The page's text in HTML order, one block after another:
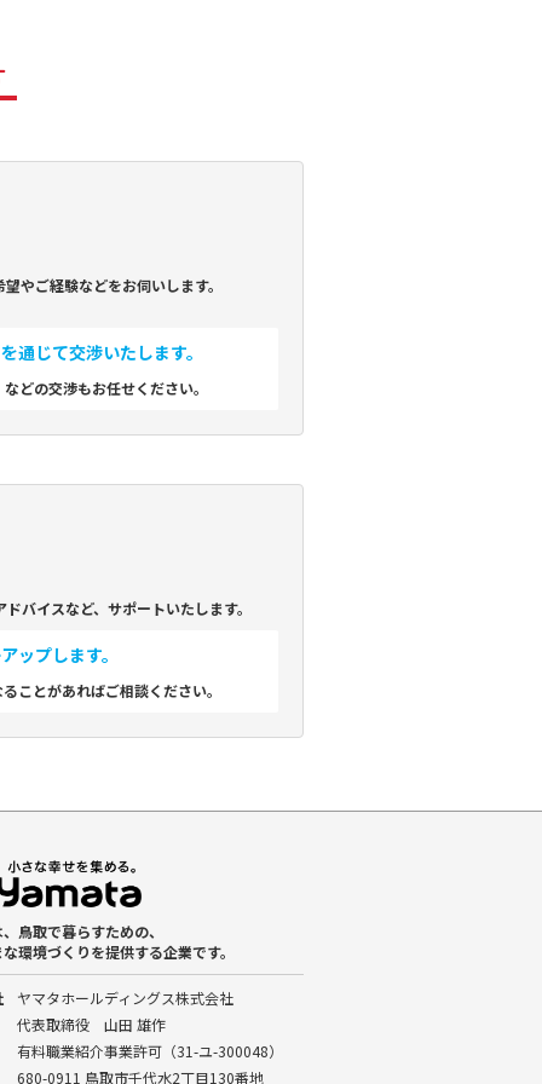
やご経験などをお伺いします。
通じて交渉いたします。
どの交渉もお任せください。
バイスなど、サポートいたします。
ップします。
ことがあればご相談ください。
鳥取で暮らすための、
環境づくりを提供する企業です。
ヤマタホールディングス株式会社
代表取締役 山田 雄作
有料職業紹介事業許可（31-ユ-300048）
680-0911 鳥取市千代水2丁目130番地